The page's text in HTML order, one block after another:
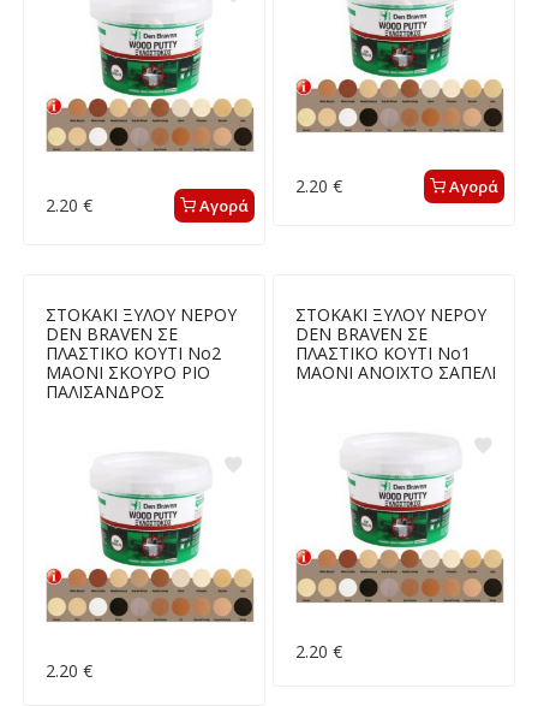
2.20 € Αγορά
2.20 € Αγορά
ΣΤΟΚΑΚΙ ΞΥΛΟΥ ΝΕΡΟΥ
DEN BRAVEN ΣΕ
ΠΛΑΣΤΙΚΟ ΚΟΥΤΙ Νο2
ΜΑΟΝΙ ΣΚΟΥΡΟ ΡΙΟ
ΠΑΛΙΣΑΝΔΡΟΣ
2.20 €
ΣΤΟΚΑΚΙ ΞΥΛΟΥ ΝΕΡΟΥ
DEN BRAVEN ΣΕ
ΠΛΑΣΤΙΚΟ ΚΟΥΤΙ Νο1
ΜΑΟΝΙ ΑΝΟΙΧΤΟ ΣΑΠΕΛΙ
2.20 €